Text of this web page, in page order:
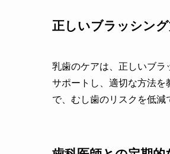
正しいブラッシン
乳歯のケアは、正しいブラ
サポートし、適切な方法を
で、むし歯のリスクを低減